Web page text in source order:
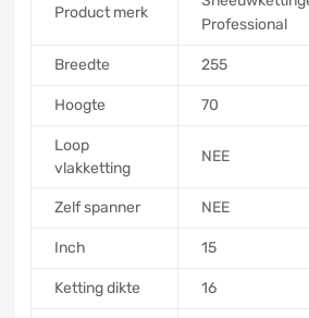
Product merk
Professional
Breedte 255
Hoogte 70
Loop
vlakketting
NEE
Zelf spanner NEE
Inch 15
Ketting dikte 16